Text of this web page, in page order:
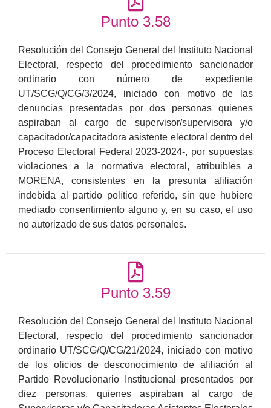
Punto 3.58
Resolución del Consejo General del Instituto Nacional
Electoral, respecto del procedimiento sancionador
ordinario con número de expediente
UT/SCG/Q/CG/3/2024, iniciado con motivo de las
denuncias presentadas por dos personas quienes
aspiraban al cargo de supervisor/supervisora y/o
capacitador/capacitadora asistente electoral dentro del
Proceso Electoral Federal 2023-2024-, por supuestas
violaciones a la normativa electoral, atribuibles a
MORENA, consistentes en la presunta afiliación
indebida al partido político referido, sin que hubiere
mediado consentimiento alguno y, en su caso, el uso
no autorizado de sus datos personales.
Punto 3.59
Resolución del Consejo General del Instituto Nacional
Electoral, respecto del procedimiento sancionador
ordinario UT/SCG/Q/CG/21/2024, iniciado con motivo
de los oficios de desconocimiento de afiliación al
Partido Revolucionario Institucional presentados por
diez personas, quienes aspiraban al cargo de